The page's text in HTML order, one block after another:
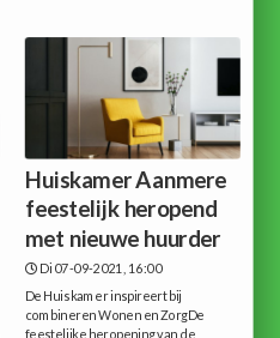
Huiskamer Aanmere
feestelijk heropend
met nieuwe huurder
Di 07-09-2021, 16:00
De Huiskamer inspireert bij
combineren Wonen en ZorgDe
feestelijke heropening van de